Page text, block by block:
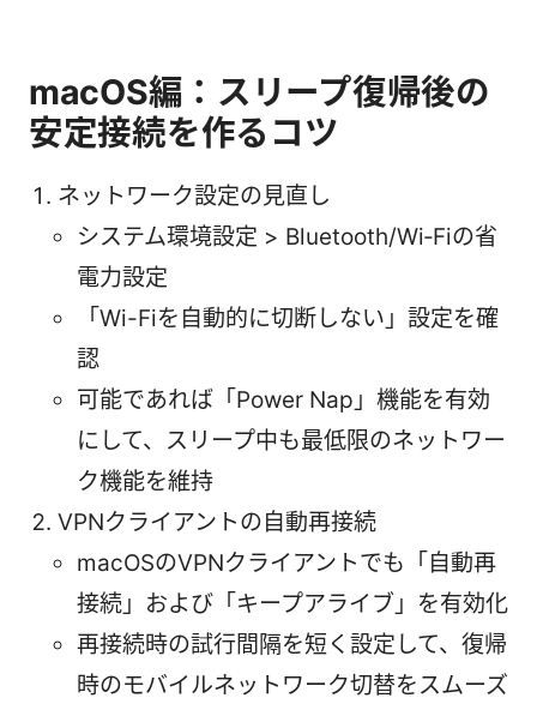
macOS編：スリープ復帰後の
安定接続を作るコツ
ネットワーク設定の見直し
システム環境設定 > Bluetooth/Wi‑Fiの省
電力設定
「Wi-Fiを自動的に切断しない」設定を確
認
可能であれば「Power Nap」機能を有効
にして、スリープ中も最低限のネットワー
ク機能を維持
VPNクライアントの自動再接続
macOSのVPNクライアントでも「自動再
接続」および「キープアライブ」を有効化
再接続時の試行間隔を短く設定して、復帰
時のモバイルネットワーク切替をスムーズ